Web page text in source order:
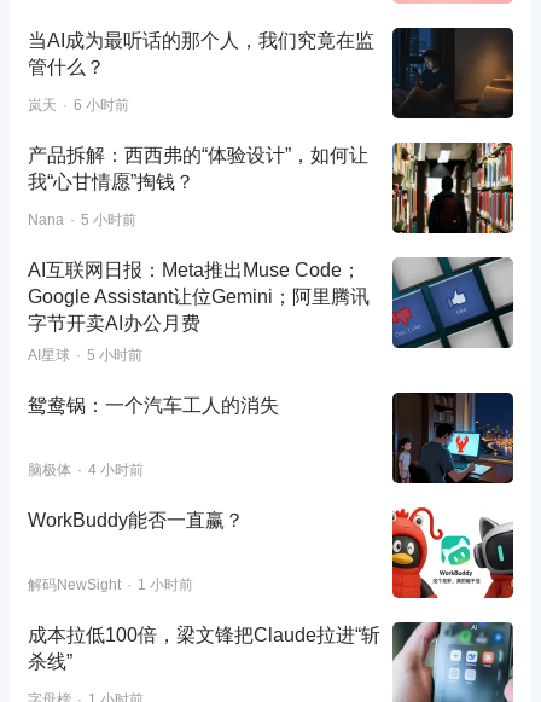
当AI成为最听话的那个人，我们究竟在监
管什么？
岚天 6 小时前
产品拆解：西西弗的“体验设计”，如何让
我“心甘情愿”掏钱？
Nana 5 小时前
AI互联网日报：Meta推出Muse Code；
Google Assistant让位Gemini；阿里腾讯
字节开卖AI办公月费
AI星球 5 小时前
鸳鸯锅：一个汽车工人的消失
脑极体 4 小时前
WorkBuddy能否一直赢？
解码NewSight 1 小时前
成本拉低100倍，梁文锋把Claude拉进“斩
杀线”